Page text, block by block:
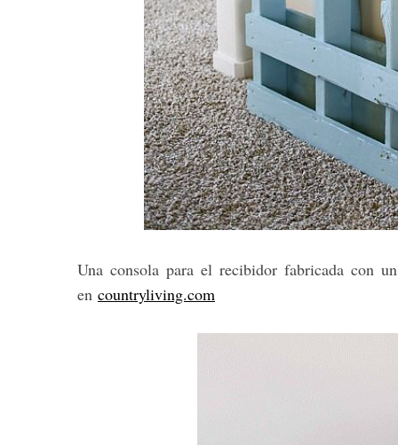
Una consola para el recibidor fabricada con
en countryliving.com